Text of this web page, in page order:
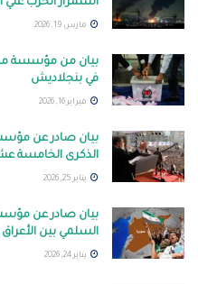
استمرار الحرب علي
مارس 19, 2026
بيان من مؤسسة
في بنجلاديش
فبراير 16, 2026
بيان صادر عن
الذكرى الخامسة عشرة
يناير 25, 2026
بيان صادر عن
السلمي بين
يناير 24, 2026